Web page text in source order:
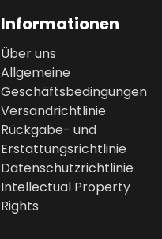
Informationen
Über uns
Allgemeine
Geschäftsbedingungen
Versandrichtlinie
Rückgabe- und
Erstattungsrichtlinie
Datenschutzrichtlinie
Intellectual Property
Rights